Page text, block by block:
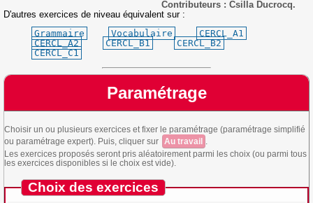
Contributeurs : Csilla Ducrocq.
D'autres exercices de niveau équivalent sur :
Grammaire
Vocabulaire
CERCL_A1
CERCL_A2
CERCL_B1
CERCL_B2
CERCL_C1
Paramétrage
Choisir un ou plusieurs exercices et fixer le paramétrage (paramétrage simplifié
ou paramétrage expert). Puis, cliquer sur
Au travail
Les exercices proposés seront pris aléatoirement parmi les choix (ou parmi tous
les exercices disponibles si le choix est vide).
Choix des exercices